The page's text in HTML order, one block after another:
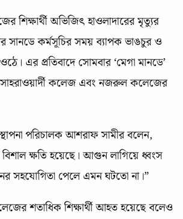
শিক্ষার্থী অভিজিৎ হাওলাদারের মৃত্যুর
সানডে কর্মসূচির সময় ব্যাপক ভাঙচুর ও
এর প্রতিবাদে সোমবার ‘মেগা মানডে’
কলেজ এবং নজরুল কলেজের
পরিচালক আশরাফ সামীর বলেন,
ক্ষতি হয়েছে। আগুন লাগিয়ে ধ্বংস
সহযোগিতা পেলে এমন ঘটতো না।”
শতাধিক শিক্ষার্থী আহত হয়েছে বলেও